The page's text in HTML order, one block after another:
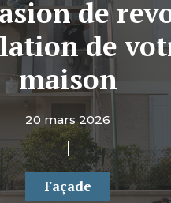
de
de
maison
20 mars 2026
Façade